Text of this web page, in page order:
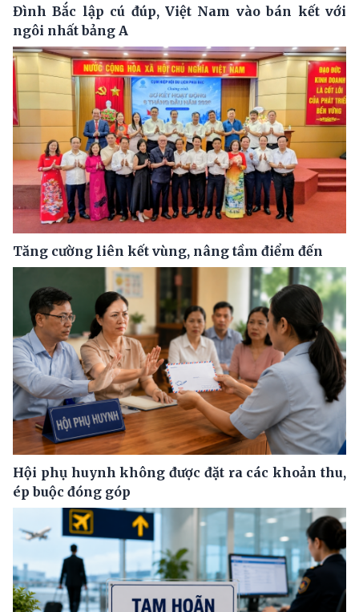
Đình Bắc lập cú đúp, Việt Nam vào bán kết với
ngôi nhất bảng A
Tăng cường liên kết vùng, nâng tầm điểm đến
Hội phụ huynh không được đặt ra các khoản thu,
ép buộc đóng góp